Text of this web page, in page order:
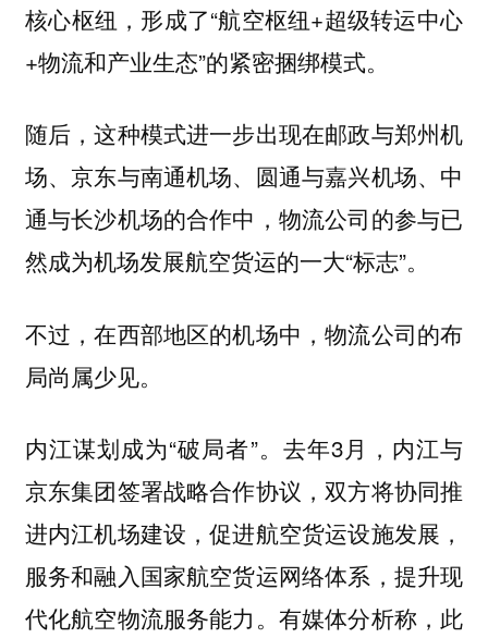
核心枢纽，形成了“航空枢纽+超级转运中心
+物流和产业生态”的紧密捆绑模式。
随后，这种模式进一步出现在邮政与郑州机
场、京东与南通机场、圆通与嘉兴机场、中
通与长沙机场的合作中，物流公司的参与已
然成为机场发展航空货运的一大“标志”。
不过，在西部地区的机场中，物流公司的布
局尚属少见。
内江谋划成为“破局者”。去年3月，内江与
京东集团签署战略合作协议，双方将协同推
进内江机场建设，促进航空货运设施发展，
服务和融入国家航空货运网络体系，提升现
代化航空物流服务能力。有媒体分析称，此